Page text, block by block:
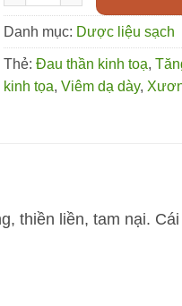
Danh mục: Dược liệu sạch
Thẻ: Đau thần kinh toạ,
kinh tọa, Viêm dạ dày,
thiền liền, tam nại.